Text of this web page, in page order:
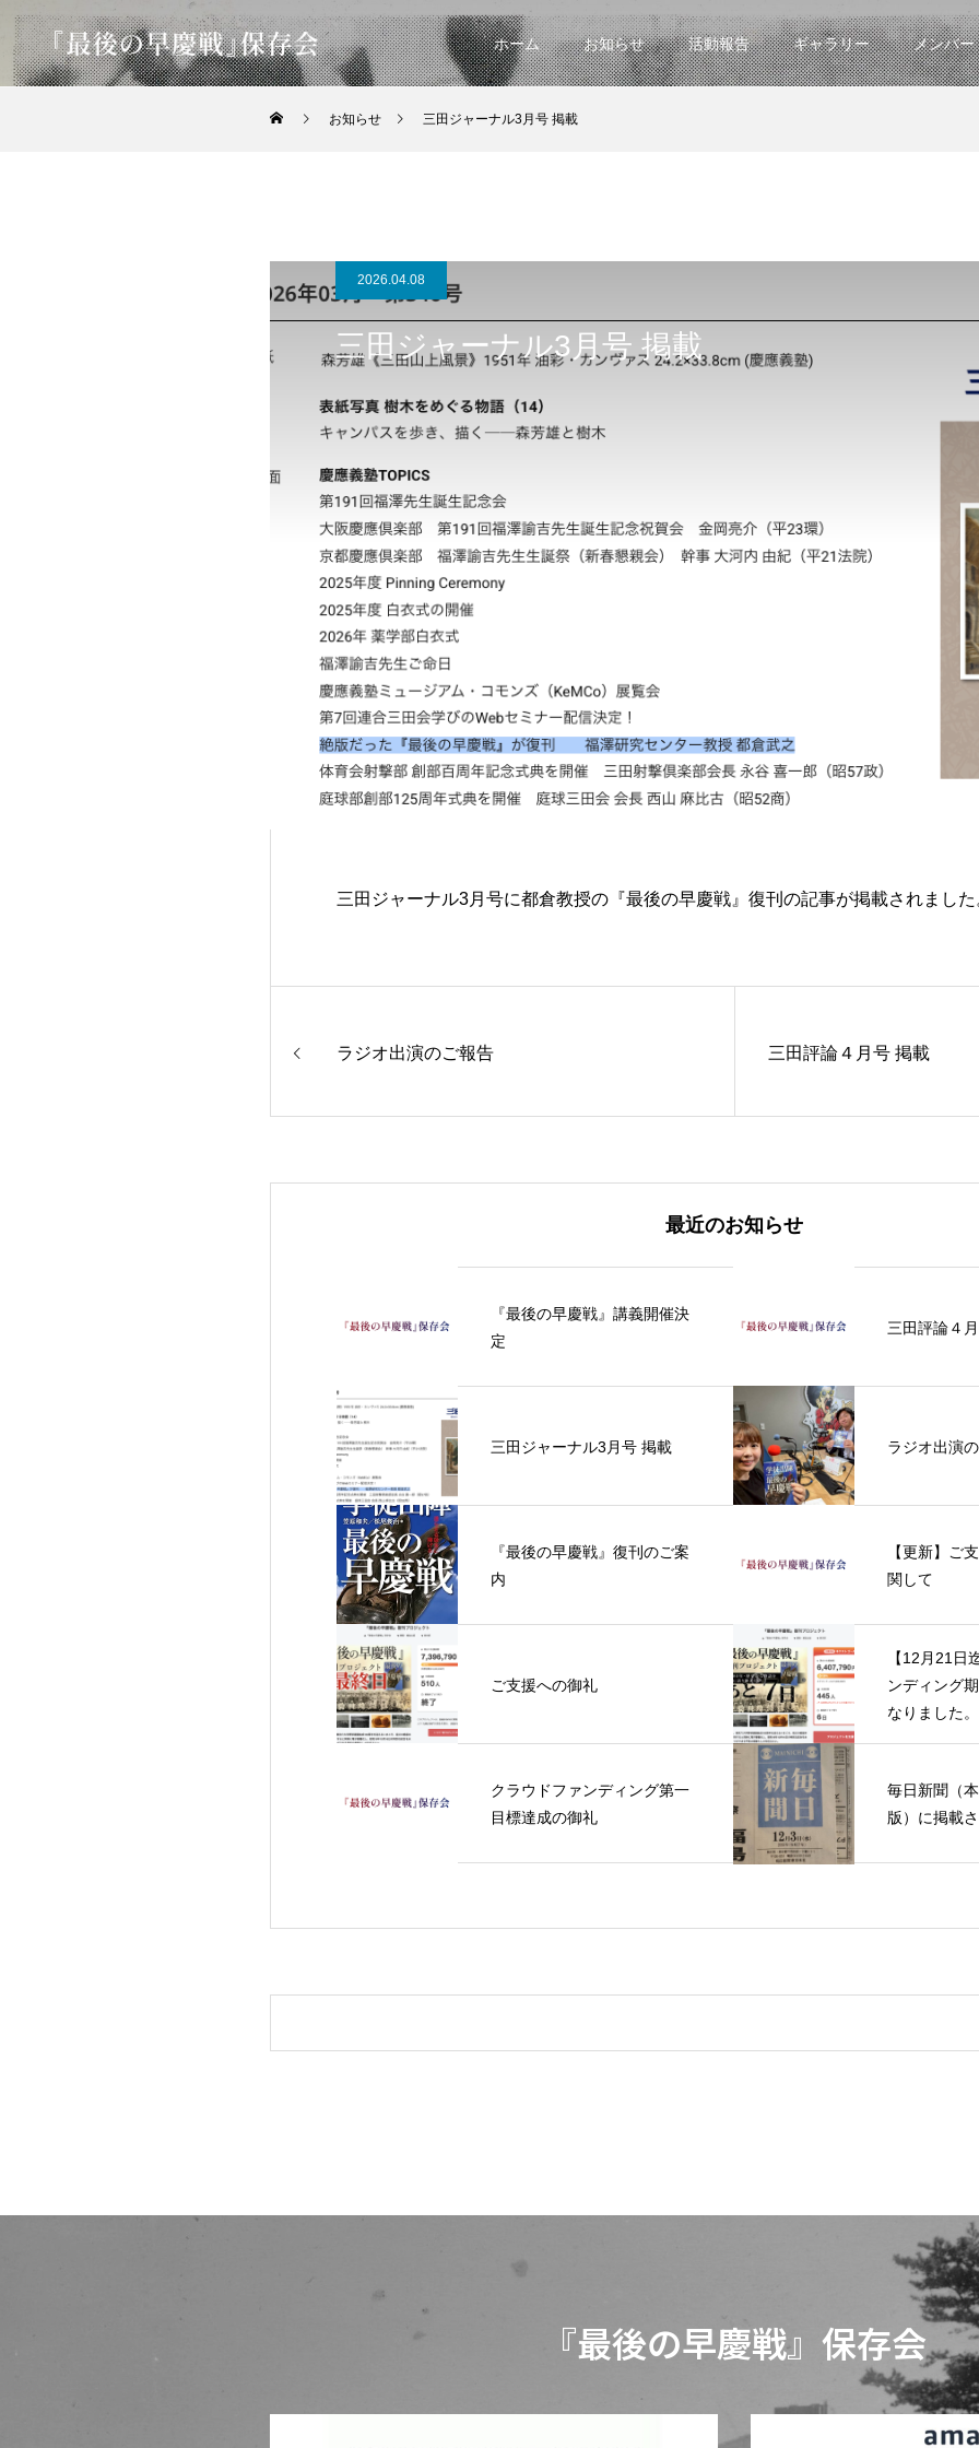
ホーム お知らせ 活動報告 ギャラリー メンバー
お知らせ 三田ジャーナル3月号 掲載
2026.04.08
三田ジャーナル3月号 掲載
三田ジャーナル3月号に都倉教授の『最後の早慶戦』復刊の記事が掲載されました
ラジオ出演のご報告 三田評論４月号 掲載
最近のお知らせ
『最後の早慶戦』講義開催決
定
三田評論４
三田ジャーナル3月号 掲載 ラジオ出演
『最後の早慶戦』復刊のご案
内
【更新】ご
関して
ご支援への御礼
【12月21日
ンディング
なりました。
クラウドファンディング第一
目標達成の御礼
毎日新聞（
版）に掲載
『最後の早慶戦』保存会